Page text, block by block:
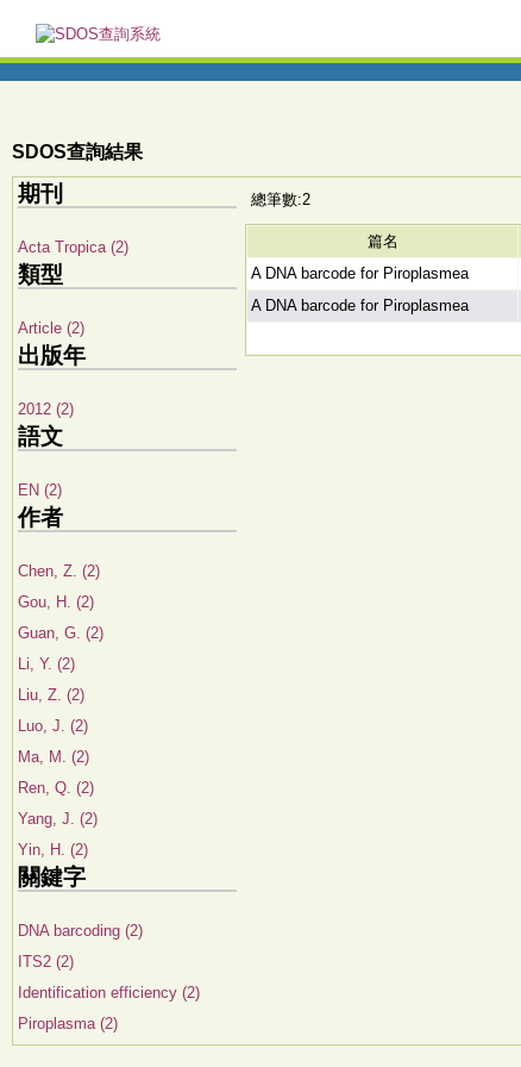
SDOS查詢結果
期刊
Acta Tropica (2)
類型
Article (2)
出版年
2012 (2)
語文
EN (2)
作者
Chen, Z. (2)
Gou, H. (2)
Guan, G. (2)
Li, Y. (2)
Liu, Z. (2)
Luo, J. (2)
Ma, M. (2)
Ren, Q. (2)
Yang, J. (2)
Yin, H. (2)
關鍵字
DNA barcoding (2)
ITS2 (2)
Identification efficiency (2)
Piroplasma (2)
總筆數:2
篇名
A DNA barcode for Piroplasmea
A DNA barcode for Piroplasmea